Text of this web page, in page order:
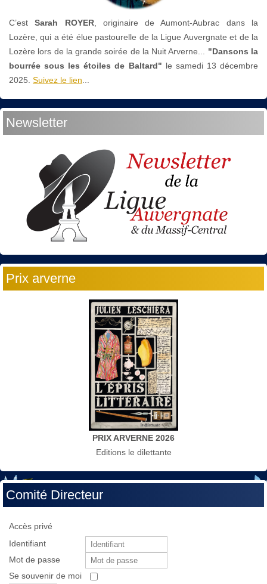
C’estSarah ROYER, originaire de Aumont-Aubrac dans la
Lozère, qui a été élue pastourelle de la Ligue Auvergnate et de la
Lozère lors de la grande soirée de la Nuit Arverne...
"Dansons la
bourrée sous les étoiles de Baltard" le samedi 13 décembre
2025. Suivez le lien
Newsletter
Prix arverne
PRIX ARVERNE 2026
Editions le dilettante
Comité Directeur
Accès privé
Identifiant
Mot de passe
Se souvenir de moi